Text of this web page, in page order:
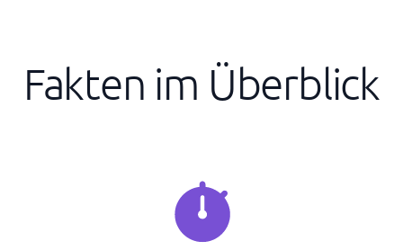
Fakten im Überblick